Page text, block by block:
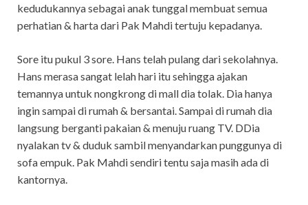
kedudukannya sebagai anak tunggal membuat semua
perhatian & harta dari Pak Mahdi tertuju kepadanya.
Sore itu pukul 3 sore. Hans telah pulang dari sekolahnya.
Hans merasa sangat lelah hari itu sehingga ajakan
temannya untuk nongkrong di mall dia tolak. Dia hanya
ingin sampai di rumah & bersantai. Sampai di rumah dia
langsung berganti pakaian & menuju ruang TV. DDia
nyalakan tv & duduk sambil menyandarkan punggunya di
sofa empuk. Pak Mahdi sendiri tentu saja masih ada di
kantornya.